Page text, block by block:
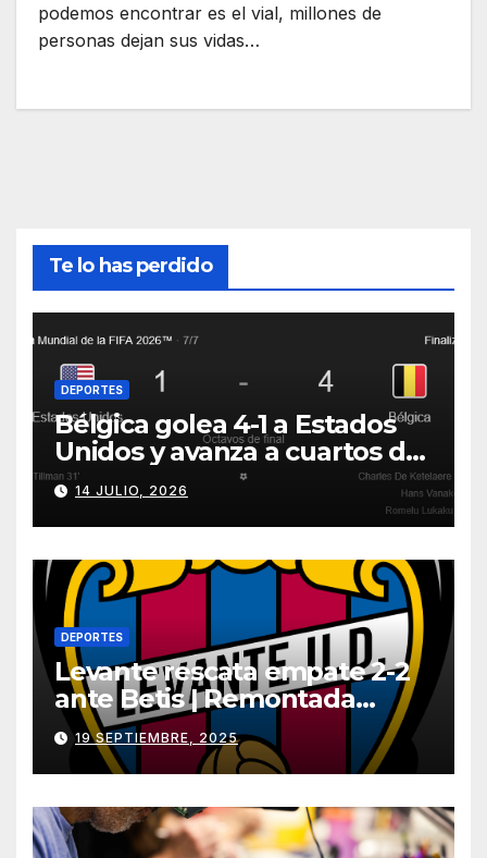
podemos encontrar es el vial, millones de
personas dejan sus vidas…
Te lo has perdido
DEPORTES
Bélgica golea 4-1 a Estados
Unidos y avanza a cuartos del
Mundial 2026
14 JULIO, 2026
DEPORTES
Levante rescata empate 2-2
ante Betis | Remontada
incluida
19 SEPTIEMBRE, 2025